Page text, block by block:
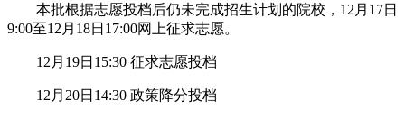
本批根据志愿投档后仍未完成招生计划的院校，12月17日
9:00至12月18日17:00网上征求志愿。
12月19日15:30 征求志愿投档
12月20日14:30 政策降分投档